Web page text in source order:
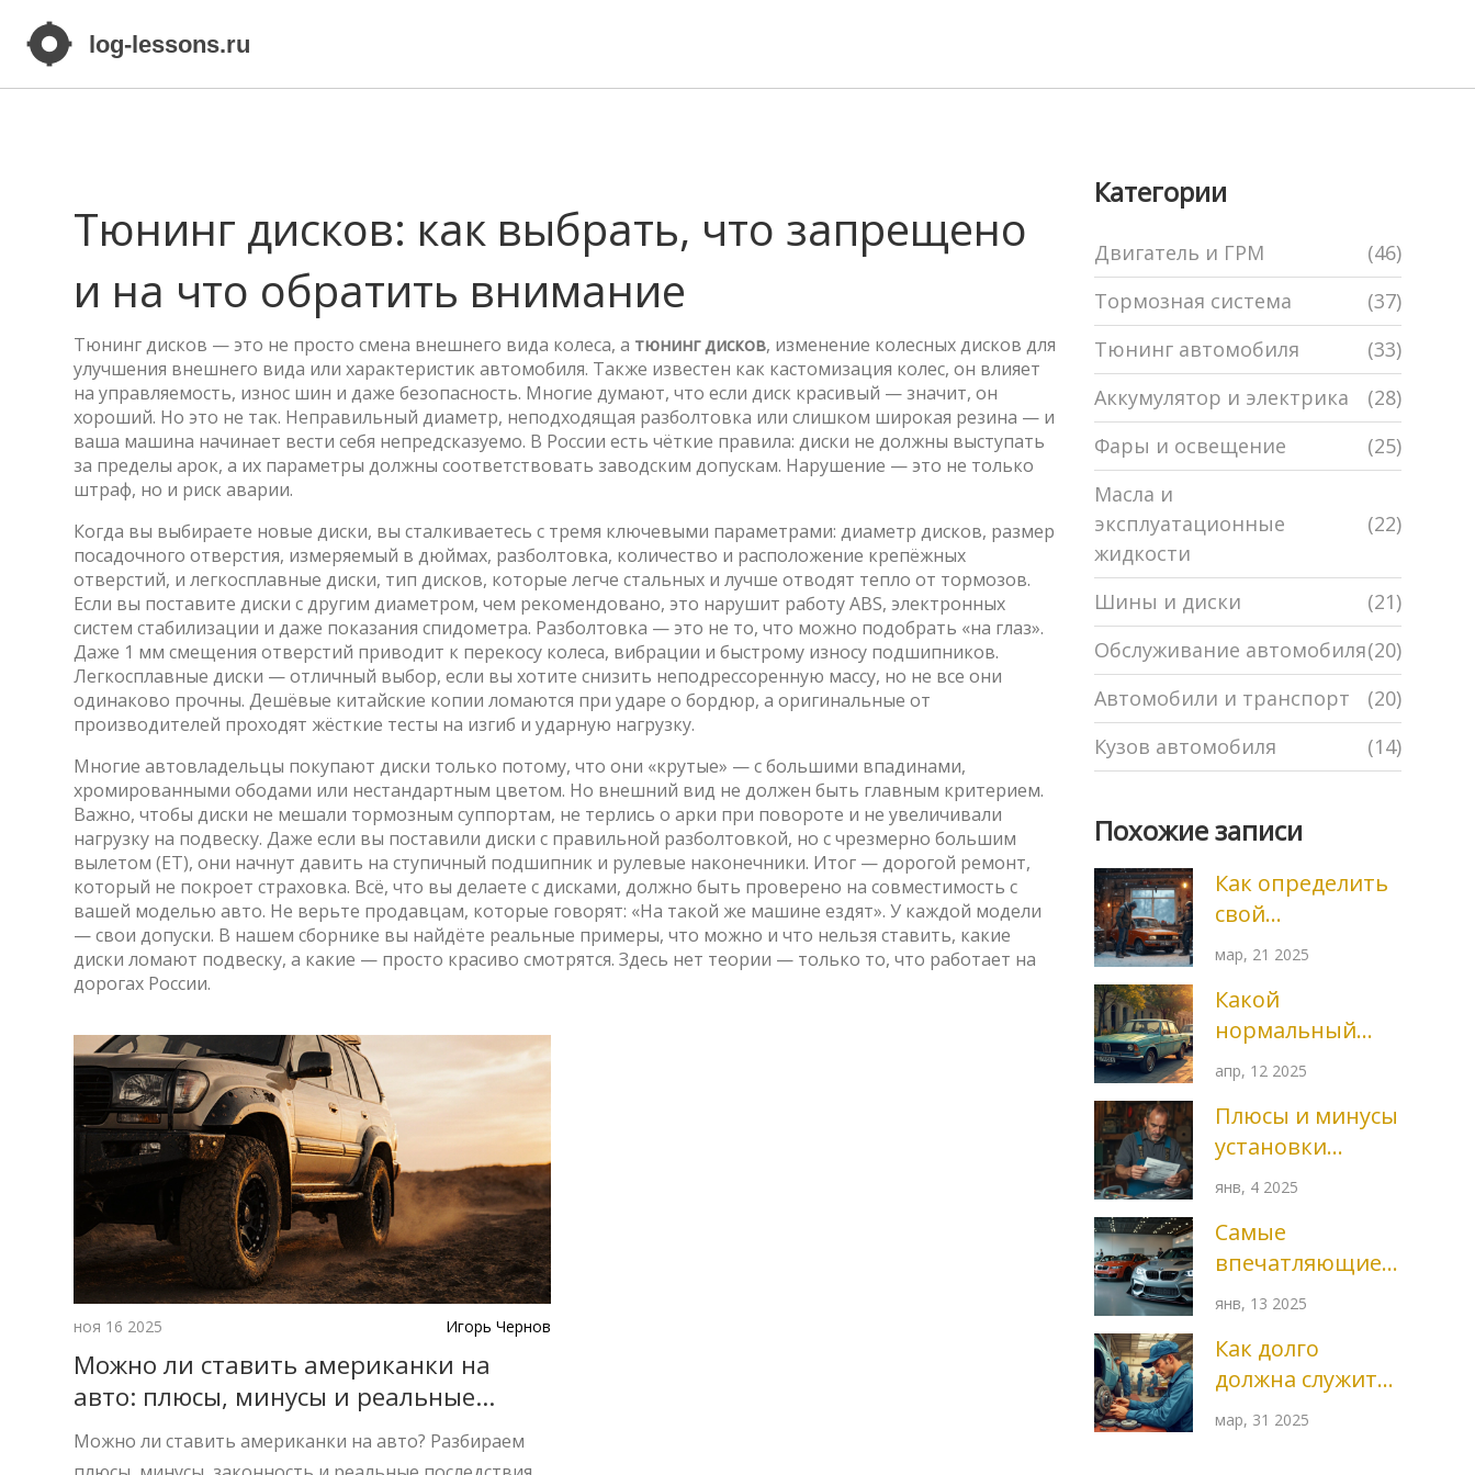
Тюнинг дисков: как выбрать, что запрещено
и на что обратить внимание
Тюнинг дисков — это не просто смена внешнего вида колеса, а тюнинг дисков, изменение колесных дисков для
улучшения внешнего вида или характеристик автомобиля. Также известен как кастомизация колес, он влияет
на управляемость, износ шин и даже безопасность. Многие думают, что если диск красивый — значит, он
хороший. Но это не так. Неправильный диаметр, неподходящая разболтовка или слишком широкая резина — и
ваша машина начинает вести себя непредсказуемо. В России есть чёткие правила: диски не должны выступать
за пределы арок, а их параметры должны соответствовать заводским допускам. Нарушение — это не только
штраф, но и риск аварии.
Когда вы выбираете новые диски, вы сталкиваетесь с тремя ключевыми параметрами:диаметр дисков, размер
посадочного отверстия, измеряемый в дюймах, разболтовка, количество и расположение крепёжных
отверстий, илегкосплавные диски, тип дисков, которые легче стальных и лучше отводят тепло от тормозов.
Если вы поставите диски с другим диаметром, чем рекомендовано, это нарушит работу ABS, электронных
систем стабилизации и даже показания спидометра. Разболтовка — это не то, что можно подобрать «на глаз».
Даже 1 мм смещения отверстий приводит к перекосу колеса, вибрации и быстрому износу подшипников.
Легкосплавные диски — отличный выбор, если вы хотите снизить неподрессоренную массу, но не все они
одинаково прочны. Дешёвые китайские копии ломаются при ударе о бордюр, а оригинальные от
производителей проходят жёсткие тесты на изгиб и ударную нагрузку.
Многие автовладельцы покупают диски только потому, что они «крутые» — с большими впадинами,
хромированными ободами или нестандартным цветом. Но внешний вид не должен быть главным критерием.
Важно, чтобы диски не мешали тормозным суппортам, не терлись о арки при повороте и не увеличивали
нагрузку на подвеску. Даже если вы поставили диски с правильной разболтовкой, но с чрезмерно большим
вылетом (ET), они начнут давить на ступичный подшипник и рулевые наконечники. Итог — дорогой ремонт,
который не покроет страховка. Всё, что вы делаете с дисками, должно быть проверено на совместимость с
вашей моделью авто. Не верьте продавцам, которые говорят: «На такой же машине ездят». У каждой модели
— свои допуски. В нашем сборнике вы найдёте реальные примеры, что можно и что нельзя ставить, какие
диски ломают подвеску, а какие — просто красиво смотрятся. Здесь нет теории — только то, что работает на
дорогах России.
ноя 16 2025 Игорь Чернов
Можно ли ставить американки на
авто: плюсы, минусы и реальные
последствия
Можно ли ставить американки на авто? Разбираем
Категории
Двигатель и ГРМ
(46)
Тормозная система
(37)
Тюнинг автомобиля
(33)
Аккумулятор и электрика
(28)
Фары и освещение
(25)
Масла и
эксплуатационные
жидкости
(22)
Шины и диски
(21)
Обслуживание автомобиля(20)
Автомобили и транспорт
(20)
Кузов автомобиля
(14)
Похожие записи
Как определить
свой
аккумулятор
мар, 21 2025
Какой
нормальный
пробег у 10
апр, 12 2025
Плюсы и минусы
установки
аккумулятора
ёмкости в
автомобиль
янв, 4 2025
Самые
впечатляющие
тюнингованные
мире
янв, 13 2025
Как долго
должна служить
тормозная
мар, 31 2025